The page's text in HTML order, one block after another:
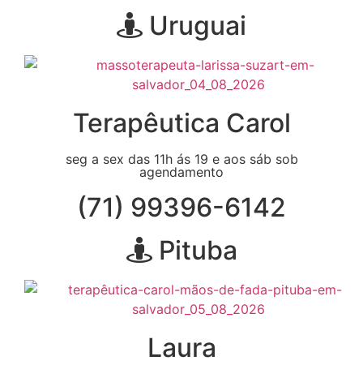
Uruguai
Terapêutica Carol
seg a sex das 11h ás 19 e aos sáb sob
agendamento
(71) 99396-6142
Pituba
Laura